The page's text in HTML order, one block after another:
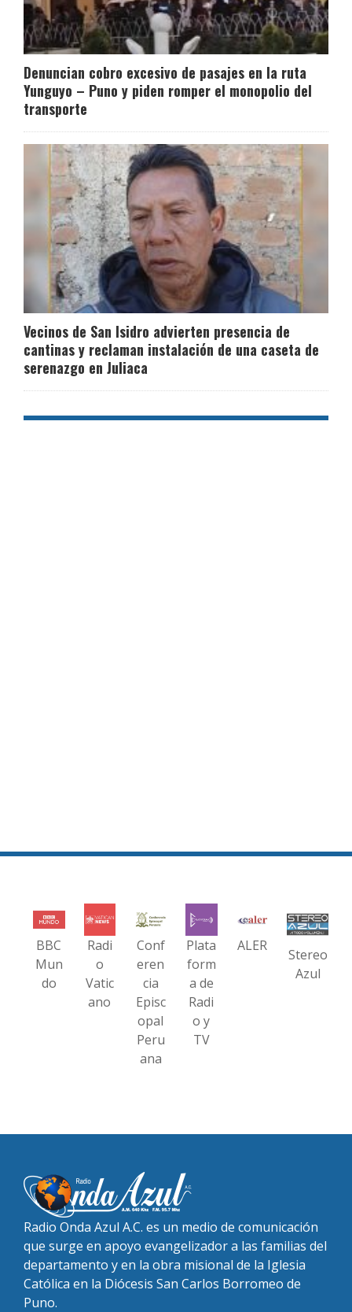
Denuncian cobro excesivo de pasajes en la ruta
Yunguyo – Puno y piden romper el monopolio del
transporte
Vecinos de San Isidro advierten presencia de
cantinas y reclaman instalación de una caseta de
serenazgo en Juliaca
BBC
Mun
do
Radi
o
Vatic
ano
Conf
eren
cia
Episc
opal
Peru
ana
Plata
form
a de
Radi
o y
TV
ALER
Stereo
Azul
Radio Onda Azul A.C. es un medio de comunicación
que surge en apoyo evangelizador a las familias del
departamento y en la obra misional de la Iglesia
Católica en la Diócesis San Carlos Borromeo de
Puno.